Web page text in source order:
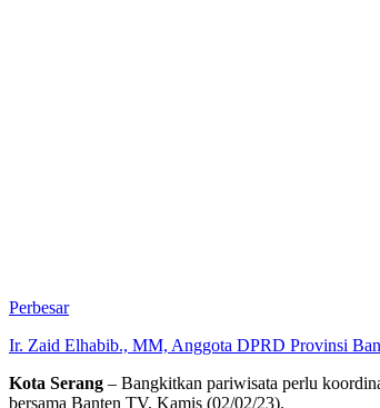
Perbesar
Ir. Zaid Elhabib., MM, Anggota DPRD Provinsi
Kota Serang – Bangkitkan pariwisata perlu
bersama Banten TV, Kamis (02/02/23).